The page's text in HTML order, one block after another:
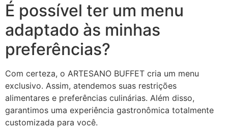
É possível ter um menu
adaptado às minhas
preferências?
Com certeza, o ARTESANO BUFFET cria um menu
exclusivo. Assim, atendemos suas restrições
alimentares e preferências culinárias. Além disso,
garantimos uma experiência gastronômica totalmente
customizada para você.